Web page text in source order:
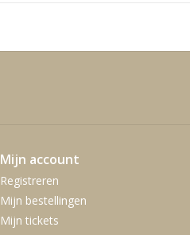
Mijn account
Registreren
Mijn bestellingen
Mijn tickets